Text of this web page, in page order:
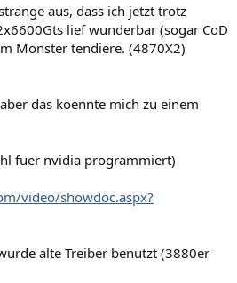
aus, dass ich jetzt trotz
lief wunderbar (sogar CoD
Monster tendiere. (4870X2)
das koennte mich zu einem
fuer nvidia programmiert)
video/showdoc.aspx?
alte Treiber benutzt (3880er